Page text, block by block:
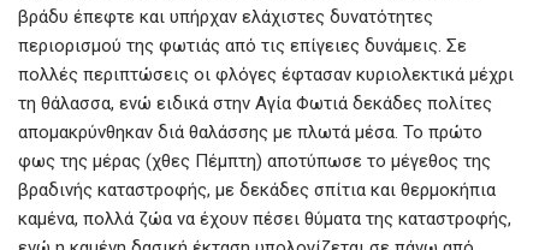
βράδυ έπεφτε και υπήρχαν ελάχιστες δυνατότητες
περιορισμού της φωτιάς από τις επίγειες δυνάμεις. Σε
πολλές περιπτώσεις οι φλόγες έφτασαν κυριολεκτικά μέχρι
τη θάλασσα, ενώ ειδικά στην Αγία Φωτιά δεκάδες πολίτες
απομακρύνθηκαν διά θαλάσσης με πλωτά μέσα. Το πρώτο
φως της μέρας (χθες Πέμπτη) αποτύπωσε το μέγεθος της
βραδινής καταστροφής, με δεκάδες σπίτια και θερμοκήπια
καμένα, πολλά ζώα να έχουν πέσει θύματα της καταστροφής,